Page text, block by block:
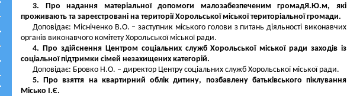
3. Про надання матеріальної допомоги малозабезпеченим громадЯ.Ю.м, які
проживають та зареєстровані на території Хорольської міської територіальної громади.
Доповідає: Місніченко В.О. – заступник міського голови з питань діяльності виконавчих
органів виконавчого комітету Хорольської міської ради.
4. Про здійснення Центром соціальних служб Хорольської міської ради заходів із
соціальної підтримки сімей незахищених категорій.
Доповідає: Бровко Н.О. – директор Центру соціальних служб Хорольської міської ради.
5. Про взяття на квартирний облік дитину, позбавлену батьківського піклування
Місько І.Є.